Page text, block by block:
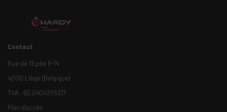
Contact
Rue de l’Epée 8-14
4000 Liège (Belgique)
TVA : BE0404255517
Plan d'accès